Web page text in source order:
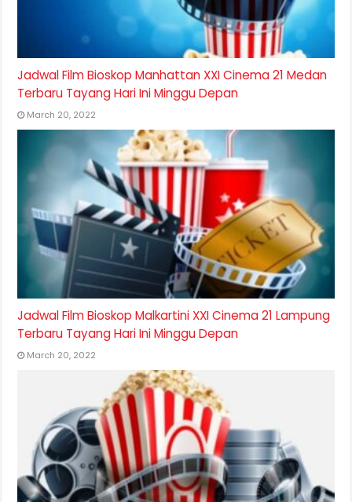
Jadwal Film Bioskop Manhattan XXI Cinema 21 Medan
Terbaru Tayang Hari Ini Minggu Depan
March 20, 2022
Jadwal Film Bioskop Malkartini XXI Cinema 21 Lampung
Terbaru Tayang Hari Ini Minggu Depan
March 20, 2022